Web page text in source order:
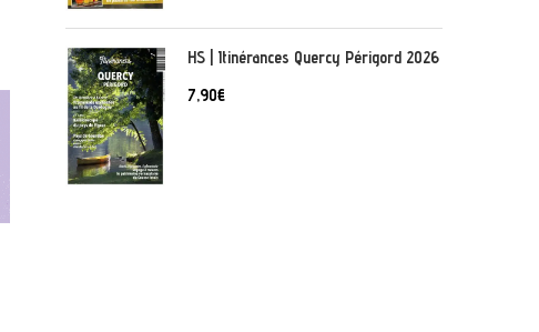
HS | Itinérances Quercy Périgord 2026
7,90€